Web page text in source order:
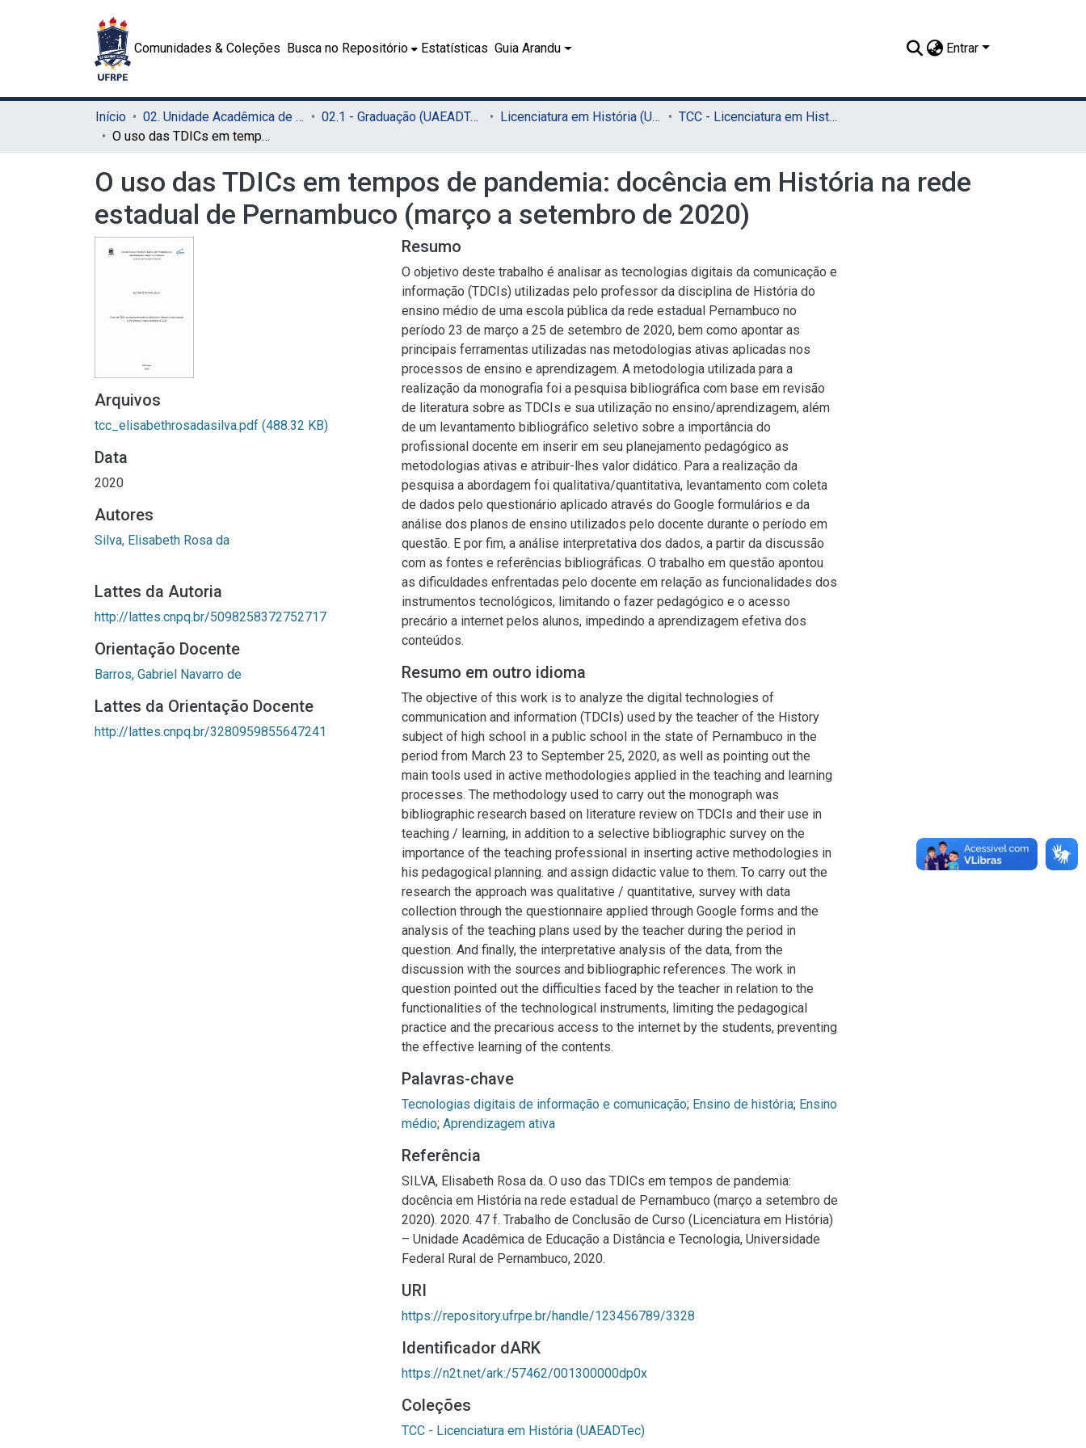
Comunidades & Coleções Busca no Repositório Estatísticas Guia Arandu Entrar
Início 02. Unidade Acadêmica de Educação a Distância e Tecnologia (UAEADTec) 02.1 - Graduação (UAEADTec) Licenciatura em História (UAEADTec)
TCC - Licenciatura em História (UAEADTec)
O uso das TDICs em tempos de pandemia: docência em História na rede estadual de Pernambuco (março a setembro de 2020)
O uso das TDICs em tempos de pandemia: docência em História na rede
estadual de Pernambuco (março a setembro de 2020)
Arquivos
tcc_elisabethrosadasilva.pdf (488.32 KB)
Data
2020
Autores
Silva, Elisabeth Rosa da
Lattes da Autoria
http://lattes.cnpq.br/5098258372752717
Orientação Docente
Barros, Gabriel Navarro de
Lattes da Orientação Docente
http://lattes.cnpq.br/3280959855647241
Resumo
O objetivo deste trabalho é analisar as tecnologias digitais da comunicação e
informação (TDCIs) utilizadas pelo professor da disciplina de História do
ensino médio de uma escola pública da rede estadual Pernambuco no
período 23 de março a 25 de setembro de 2020, bem como apontar as
principais ferramentas utilizadas nas metodologias ativas aplicadas nos
processos de ensino e aprendizagem. A metodologia utilizada para a
realização da monografia foi a pesquisa bibliográfica com base em revisão
de literatura sobre as TDCIs e sua utilização no ensino/aprendizagem, além
de um levantamento bibliográfico seletivo sobre a importância do
profissional docente em inserir em seu planejamento pedagógico as
metodologias ativas e atribuir-lhes valor didático. Para a realização da
pesquisa a abordagem foi qualitativa/quantitativa, levantamento com coleta
de dados pelo questionário aplicado através do Google formulários e da
análise dos planos de ensino utilizados pelo docente durante o período em
questão. E por fim, a análise interpretativa dos dados, a partir da discussão
com as fontes e referências bibliográficas. O trabalho em questão apontou
as dificuldades enfrentadas pelo docente em relação as funcionalidades dos
instrumentos tecnológicos, limitando o fazer pedagógico e o acesso
precário a internet pelos alunos, impedindo a aprendizagem efetiva dos
conteúdos.
Resumo em outro idioma
The objective of this work is to analyze the digital technologies of
communication and information (TDCIs) used by the teacher of the History
subject of high school in a public school in the state of Pernambuco in the
period from March 23 to September 25, 2020, as well as pointing out the
main tools used in active methodologies applied in the teaching and learning
processes. The methodology used to carry out the monograph was
bibliographic research based on literature review on TDCIs and their use in
teaching / learning, in addition to a selective bibliographic survey on the
importance of the teaching professional in inserting active methodologies in
his pedagogical planning. and assign didactic value to them. To carry out the
research the approach was qualitative / quantitative, survey with data
collection through the questionnaire applied through Google forms and the
analysis of the teaching plans used by the teacher during the period in
question. And finally, the interpretative analysis of the data, from the
discussion with the sources and bibliographic references. The work in
question pointed out the difficulties faced by the teacher in relation to the
functionalities of the technological instruments, limiting the pedagogical
practice and the precarious access to the internet by the students, preventing
the effective learning of the contents.
Palavras-chave
Tecnologias digitais de informação e comunicação; Ensino de história; Ensino
médio; Aprendizagem ativa
Referência
SILVA, Elisabeth Rosa da. O uso das TDICs em tempos de pandemia:
docência em História na rede estadual de Pernambuco (março a setembro de
2020). 2020. 47 f. Trabalho de Conclusão de Curso (Licenciatura em História)
– Unidade Acadêmica de Educação a Distância e Tecnologia, Universidade
Federal Rural de Pernambuco, 2020.
URI
https://repository.ufrpe.br/handle/123456789/3328
Identificador dARK
https://n2t.net/ark:/57462/001300000dp0x
Coleções
TCC - Licenciatura em História (UAEADTec)